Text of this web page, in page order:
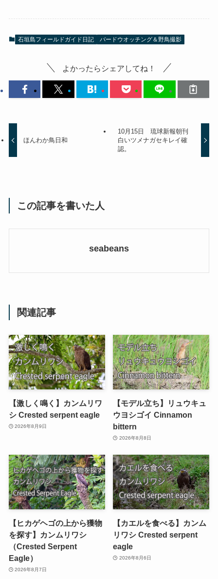
石垣島フィールドガイド日記 バードウオッチング＆野鳥撮影
よかったらシェアしてね！
ほんわか鳥日和
10月15日 琉球新報朝刊
白いツメナガセキレイ確
認。
この記事を書いた人
seabeans
関連記事
【激しく鳴く】カンムリワ
シ Crested serpent eagle
2026年8月9日
【モデル立ち】リュウキュ
ウヨシゴイ Cinnamon
bittern
2026年8月8日
【ヒカゲヘゴの上から獲物
を探す】カンムリワシ
（Crested Serpent
Eagle）
2026年8月7日
【カエルを食べる】カンム
リワシ Crested serpent
eagle
2026年8月6日